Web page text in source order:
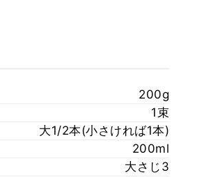
200g
1束
大1/2本(小さければ1本)
200ml
大さじ3